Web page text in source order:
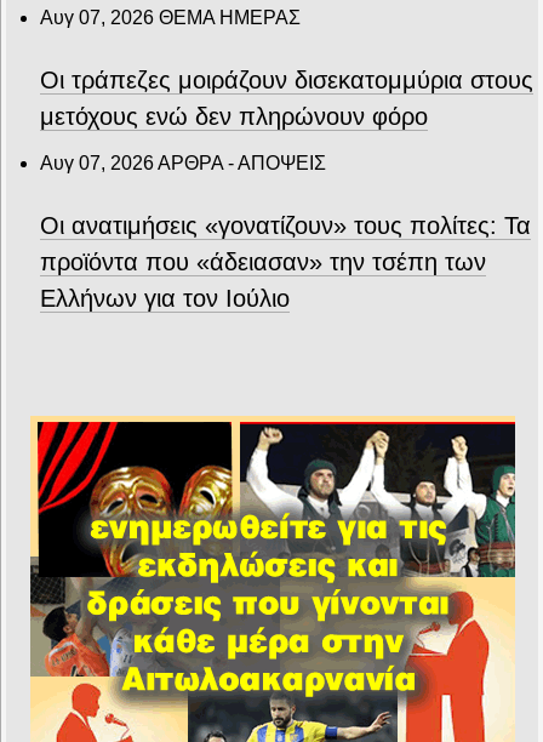
Αυγ 07, 2026 ΘΕΜΑ ΗΜΕΡΑΣ
Οι τράπεζες μοιράζουν δισεκατομμύρια στους
μετόχους ενώ δεν πληρώνουν φόρο
Αυγ 07, 2026ΑΡΘΡΑ - ΑΠΟΨΕΙΣ
Οι ανατιμήσεις «γονατίζουν» τους πολίτες: Τα
προϊόντα που «άδειασαν» την τσέπη των
Ελλήνων για τον Ιούλιο